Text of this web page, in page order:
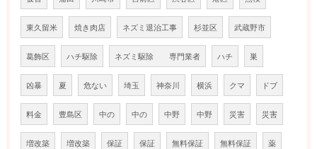
東久留米 焼き肉店 ネズミ退治工事 杉並区 武蔵野市
葛飾区 ハチ駆除 ネズミ駆除 専門業者 ハチ 巣
凶暴 夏 危ない 埼玉 神奈川 横浜 クマ ドブ
料金 豊島区 中の 中の 中野 中野 災害 災害
増改築 増改築 保証 保証 無料保証 無料保証 薬